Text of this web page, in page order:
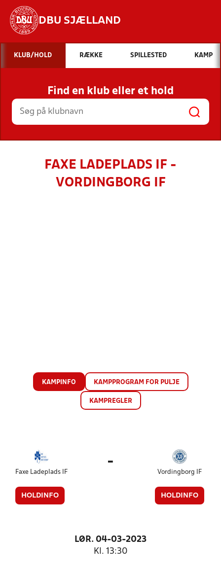
DBU SJÆLLAND
Hvad vil du søge efter?
INDHOLD OG NYHEDER
STILLINGER, RESULTATER, KLUBBER OG
HOLD
KLUB/HOLD RÆKKE SPILLESTED KAMP
Find en klub eller et hold
FAXE LADEPLADS IF -
VORDINGBORG IF
KAMPINFO KAMPPROGRAM FOR PULJE
KAMPREGLER
Faxe Ladeplads IF
HOLDINFO
-
Vordingborg IF
HOLDINFO
LØR. 04-03-2023
Kl. 13:30